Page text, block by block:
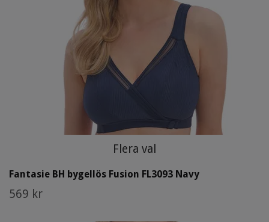
Flera val
Fantasie BH bygellös Fusion FL3093 Navy
569 kr